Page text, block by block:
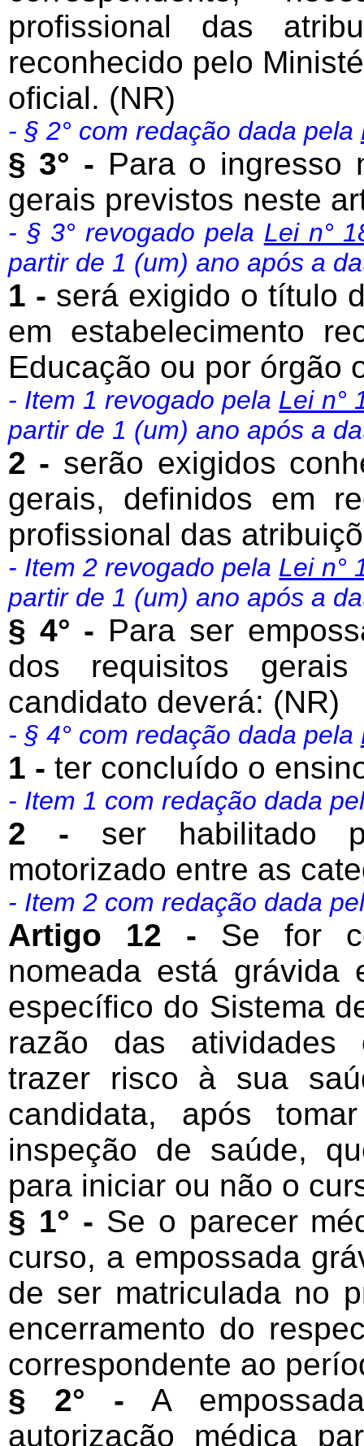
profissional das
reconhecido pelo
oficial. (NR)
- § 2° com redação dada pela
§ 3° - Para o ingresso
gerais previstos neste
- § 3° revogado pela Lei n°
partir de 1 (um) ano após a
1 - será exigido o título
em estabelecimento
Educação ou por órgão
- Item 1 revogado pela Lei n°
partir de 1 (um) ano após a
2 - serão exigidos
gerais, definidos em
profissional das
- Item 2 revogado pela Lei n°
partir de 1 (um) ano após a
§ 4° - Para ser
dos requisitos
candidato deverá: (NR)
- § 4° com redação dada pela
1 - ter concluído o
- Item 1 com redação dada
2 - ser habilitado
motorizado entre as
- Item 2 com redação dada
Artigo 12 - Se for
nomeada está
específico do Sistema
razão das atividades
trazer risco à sua
candidata, após
inspeção de saúde,
para iniciar ou não o
§ 1° - Se o parecer
curso, a empossada
de ser matriculada no
encerramento do
correspondente ao
§ 2° - A
autorização médica